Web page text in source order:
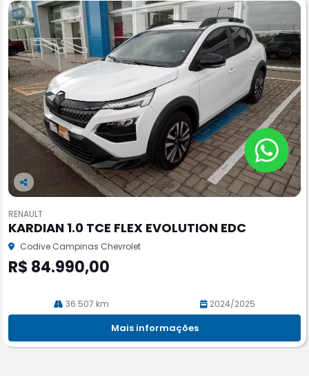
Co
pa
rtil
he
RENAULT
KARDIAN 1.0 TCE FLEX EVOLUTION EDC
Codive Campinas Chevrolet
R$ 84.990,00
36.507 km 2024/2025
Mais informações